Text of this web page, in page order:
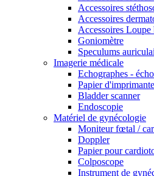
Accessoires
Accessoires
Accessoires
Goniomètre
Speculums
Imagerie médicale
Echographes -
Papier
Bladder scanner
Endoscopie
Matériel de gynécologie
Moniteur fœtal /
Doppler
Papier pour
Colposcope
Instrument de